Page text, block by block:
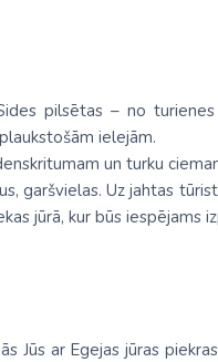
pilsētas – no
ielejām.
un turku
garšvielas. Uz jahtas
jūrā, kur būs iespējams
Jūs ar Egejas jūras